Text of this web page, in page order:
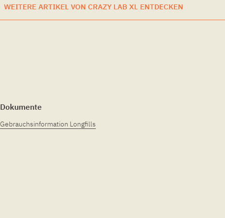
WEITERE ARTIKEL VON CRAZY LAB XL ENTDECKEN
Dokumente
Gebrauchsinformation Longfills